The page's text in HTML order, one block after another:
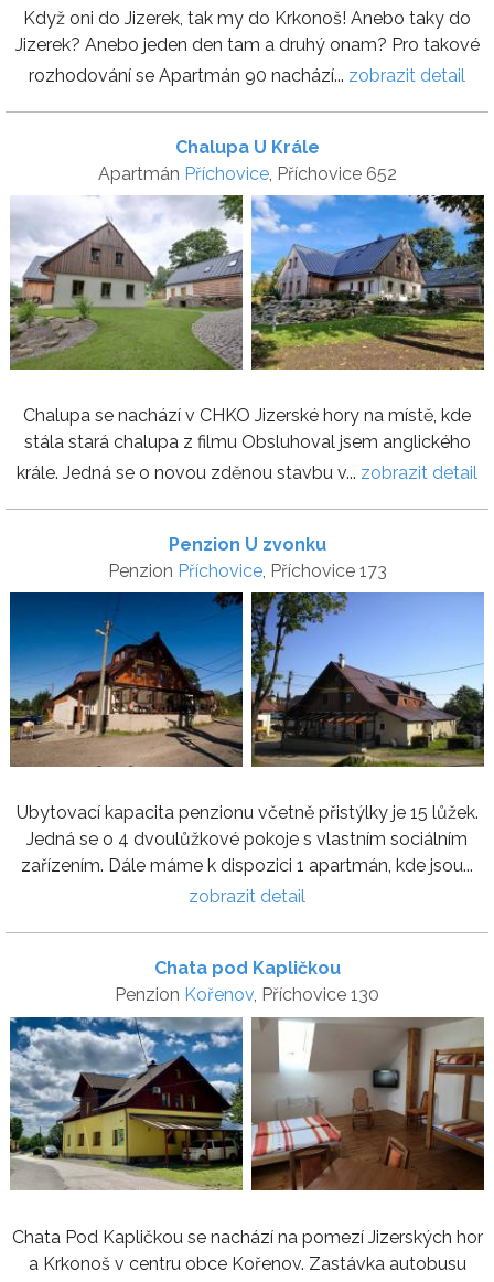
Když oni do Jizerek, tak my do Krkonoš! Anebo taky do
Jizerek? Anebo jeden den tam a druhý onam? Pro takové
rozhodování se Apartmán 90 nachází... zobrazit detail
Chalupa U Krále
Apartmán Příchovice, Příchovice 652
Chalupa se nachází v CHKO Jizerské hory na místě, kde
stála stará chalupa z filmu Obsluhoval jsem anglického
krále. Jedná se o novou zděnou stavbu v... zobrazit detail
Penzion U zvonku
Penzion Příchovice, Příchovice 173
Ubytovací kapacita penzionu včetně přistýlky je 15 lůžek.
Jedná se o 4 dvoulůžkové pokoje s vlastním sociálním
zařízením. Dále máme k dispozici 1 apartmán, kde jsou...
zobrazit detail
Chata pod Kapličkou
Penzion Kořenov, Příchovice 130
Chata Pod Kapličkou se nachází na pomezí Jizerských hor
a Krkonoš v centru obce Kořenov. Zastávka autobusu